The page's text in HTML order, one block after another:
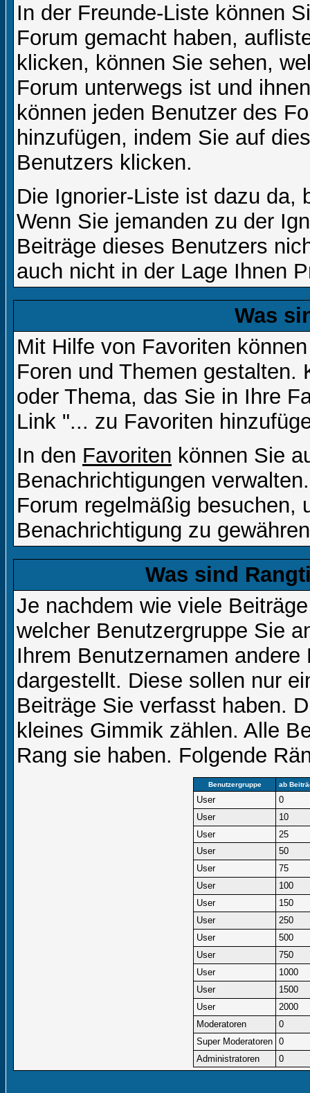
In der Freunde-Liste können
Forum gemacht haben,
klicken, können Sie sehen,
Forum unterwegs ist und
können jeden Benutzer des
hinzufügen, indem Sie auf
Benutzers klicken.
Die Ignorier-Liste ist dazu da,
Wenn Sie jemanden zu der
Beiträge dieses Benutzers
auch nicht in der Lage Ihnen
Was
Mit Hilfe von Favoriten
Foren und Themen
oder Thema, das Sie in Ihre
Link "... zu Favoriten
In den Favoriten können Sie
Benachrichtigungen
Forum regelmäßig besuchen,
Benachrichtigung zu
Was sind
Je nachdem wie viele
welcher Benutzergruppe Sie
Ihrem Benutzernamen
dargestellt. Diese sollen nur
Beiträge Sie verfasst haben.
kleines Gimmik zählen. Alle
Rang sie haben. Folgende
Benutzergruppe ab
User
0
User
10
User
25
User
50
User
75
User
100
User
150
User
250
User
500
User
750
User
1000
User
1500
User
2000
Moderatoren
0
Super Moderatoren 0
Administratoren
0